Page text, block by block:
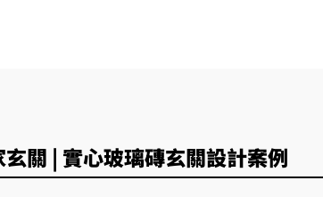
關 | 實心玻璃磚玄關設計案例